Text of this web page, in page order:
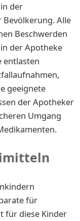
der
Alle
Beschwerden
der Apotheke
geeignete
der Apotheker
Umgang
für
für diese Kinder